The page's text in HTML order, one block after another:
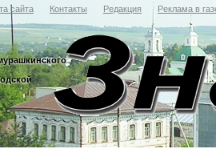
сайта Контакты Редакция Реклама в